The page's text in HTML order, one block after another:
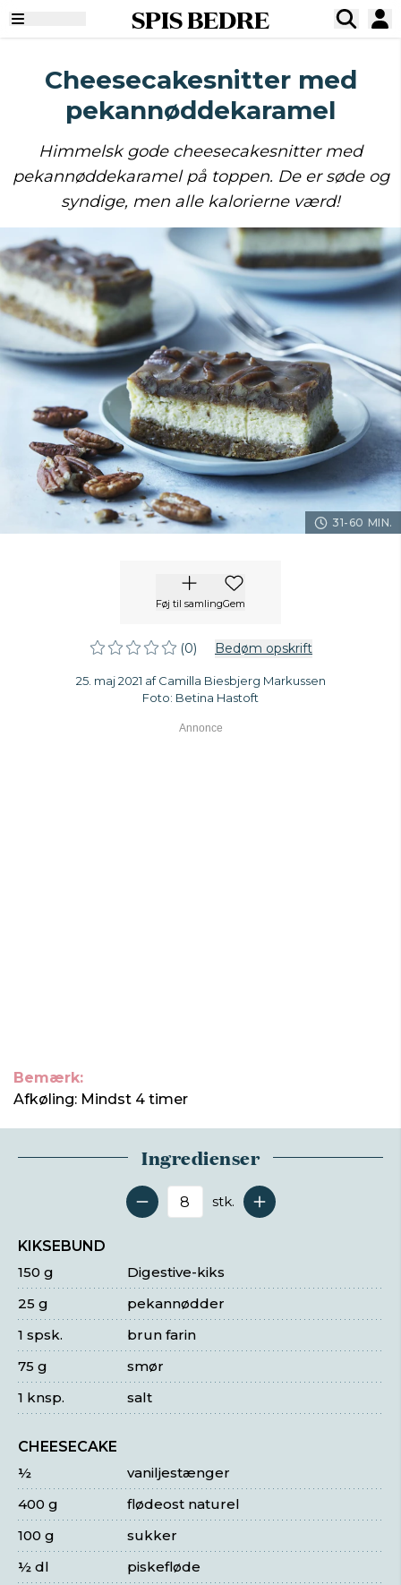
SPIS BEDRE
Cheesecakesnitter med
pekannøddekaramel
Himmelsk gode cheesecakesnitter med
pekannøddekaramel på toppen. De er søde og
syndige, men alle kalorierne værd!
31-60 MIN.
Føj til samlingGem
(0) Bedøm opskrift
25. maj 2021 af Camilla Biesbjerg Markussen
Foto: Betina Hastoft
Bemærk:
Afkøling: Mindst 4 timer
Ingredienser
Antal serveringer
stk.
KIKSEBUND
Digestive-kiks
150 g
pekannødder
25 g
brun farin
1 spsk.
smør
75 g
salt
1 knsp.
CHEESECAKE
vaniljestænger
½
flødeost naturel
400 g
sukker
100 g
piskefløde
½ dl